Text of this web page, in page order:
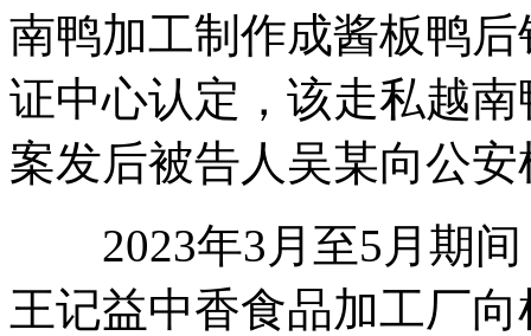
南鸭加工制作成酱板鸭
证中心认定，该走私越
案发后被告人吴某向公
2023年3月至5月期间
王记益中香食品加工厂